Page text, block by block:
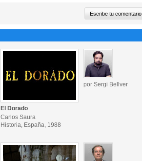
por Sergi Bellver
El Dorado
Carlos Saura
Historia, España, 1988